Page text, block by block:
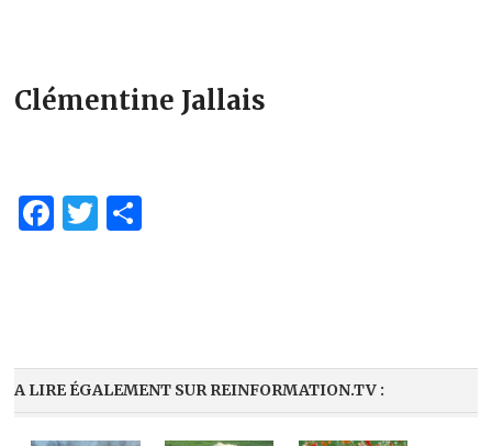
Clémentine Jallais
Facebook
Twitter
A LIRE ÉGALEMENT SUR REINFORMATION.TV :